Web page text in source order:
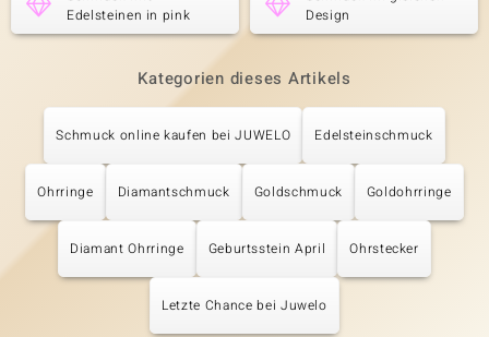
Edelsteinen in pink
Design
Kategorien dieses Artikels
Schmuck online kaufen bei JUWELO Edelsteinschmuck
Ohrringe Diamantschmuck Goldschmuck Goldohrringe
Diamant Ohrringe Geburtsstein April Ohrstecker
Letzte Chance bei Juwelo